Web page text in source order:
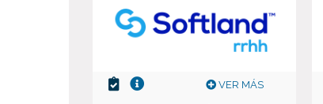
VER MÁS